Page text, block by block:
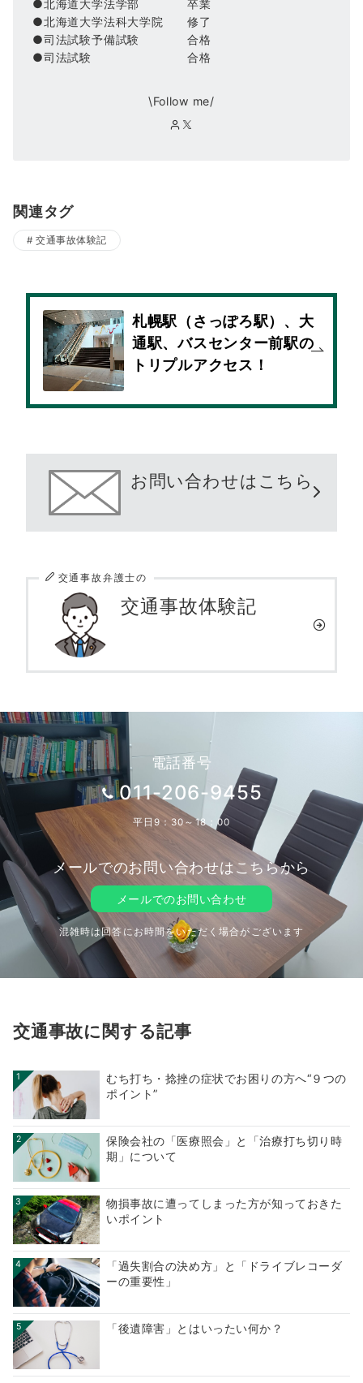
●北海道大学法学部 卒業
●北海道大学法科大学院 修了
●司法試験予備試験 合格
●司法試験 合格
\Follow me/
関連タグ
交通事故体験記
札幌駅（さっぽろ駅）、大
通駅、バスセンター前駅の
トリプルアクセス！
お問い合わせはこちら
交通事故弁護士の
交通事故体験記
電話番号
011-206-9455
平日9：30～18：00
メールでのお問い合わせはこちらから
メールでのお問い合わせ
混雑時は回答にお時間をいただく場合がございます
交通事故に関する記事
1
むち打ち・捻挫の症状でお困りの方へ“９つの
ポイント”
2
保険会社の「医療照会」と「治療打ち切り時
期」について
3
物損事故に遭ってしまった方が知っておきた
いポイント
4
「過失割合の決め方」と「ドライブレコーダ
ーの重要性」
5 「後遺障害」とはいったい何か？